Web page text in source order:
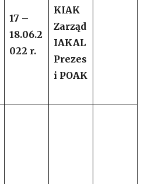
17 –
18.06.2
022 r.
KIAK
Zarząd
IAKAL
Prezes
i POAK